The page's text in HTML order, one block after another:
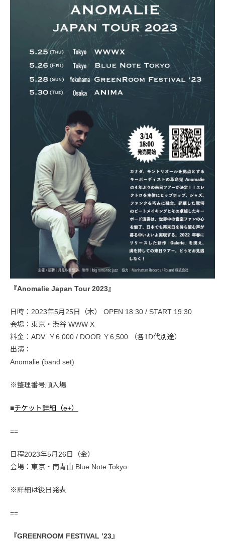
『Anomalie Japan Tour 2023』
日時：2023年5月25日（木） OPEN 18:30 / START 19:30
会場：東京・渋谷 WWW X
料金：ADV. ￥6,000 / DOOR ￥6,500 （各1D代別途）
出演：
Anomalie (band set)
※整理番号順入場
■チケット詳細（e+）
==
日程2023年5月26日（金）
会場：東京・南青山 Blue Note Tokyo
※詳細は後日発表
==
『GREENROOM FESTIVAL ’23』